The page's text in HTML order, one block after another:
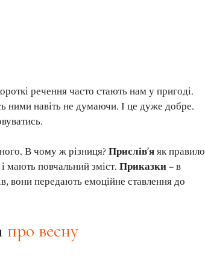
речення часто стають нам у пригоді.
ними навіть не думаючи. І це дуже добре.
В чому ж різниця?Прислів’яяк правило
мають повчальний зміст. Приказки– в
вони передають емоційне ставлення до
про весну